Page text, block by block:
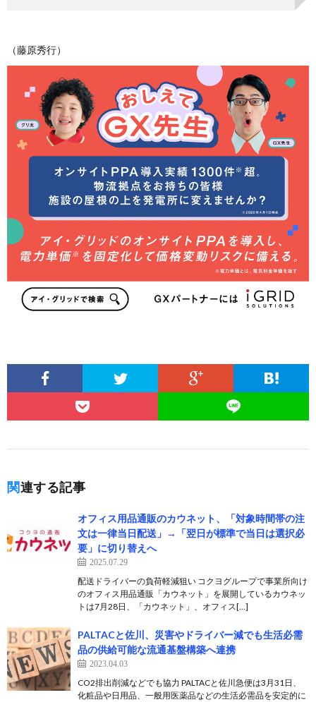
（藤原秀行）
関連する記事
オフィス用品通販のカウネット、「対象時間帯の注
文は一律当日配送」→「翌日が標準で当日は選択必
要」に切り替えへ
2025.07.29
配送ドライバーの負荷軽減狙い コクヨグループで事業所向け
のオフィス用品通販「カウネット」を展開しているカウネッ
トは7月28日、「カウネット」、オフィス[…]
PALTACと佐川、災害やドライバー減でも生活必需
品の供給可能な流通基盤構築へ連携
2023.04.03
CO2排出削減などでも協力 PALTACと佐川急便は3月31日、
化粧品や日用品、一般用医薬品などの生活必需品を安定的に